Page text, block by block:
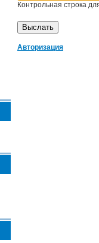
Контрольная строка
Авторизация